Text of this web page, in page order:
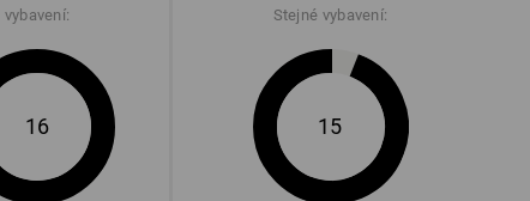
vybavení:
16
Stejné vybavení:
15